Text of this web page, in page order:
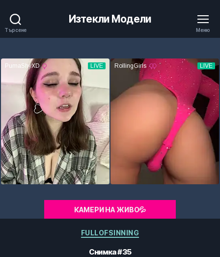
Търсене
Изтекли Модели
Меню
КАМЕРИ НА ЖИВО💦
Категории
FULLOFSINNING
Снимка #35